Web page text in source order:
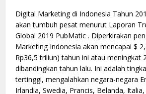
Digital Marketing di Indonesia Tahun
akan tumbuh pesat menurut Laporan
Global 2019 PubMatic . Diperkirakan
Marketing Indonesia akan mencapai $
Rp36,5 triliun) tahun ini atau meningkat
dibandingkan tahun lalu. Ini adalah
tertinggi, mengalahkan negara-negara
Irlandia, Swedia, Prancis, Belanda,